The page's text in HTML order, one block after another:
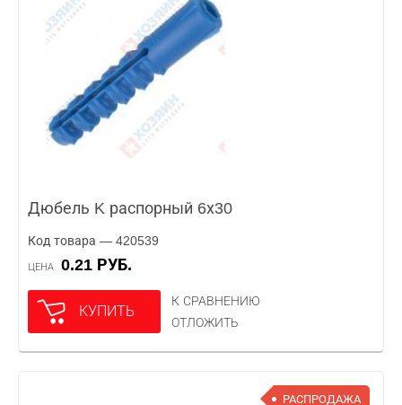
Дюбель K распорный 6х30
Код товара — 420539
ЦЕНА 0.21 РУБ.
КУПИТЬ
К СРАВНЕНИЮ
ОТЛОЖИТЬ
РАСПРОДАЖА